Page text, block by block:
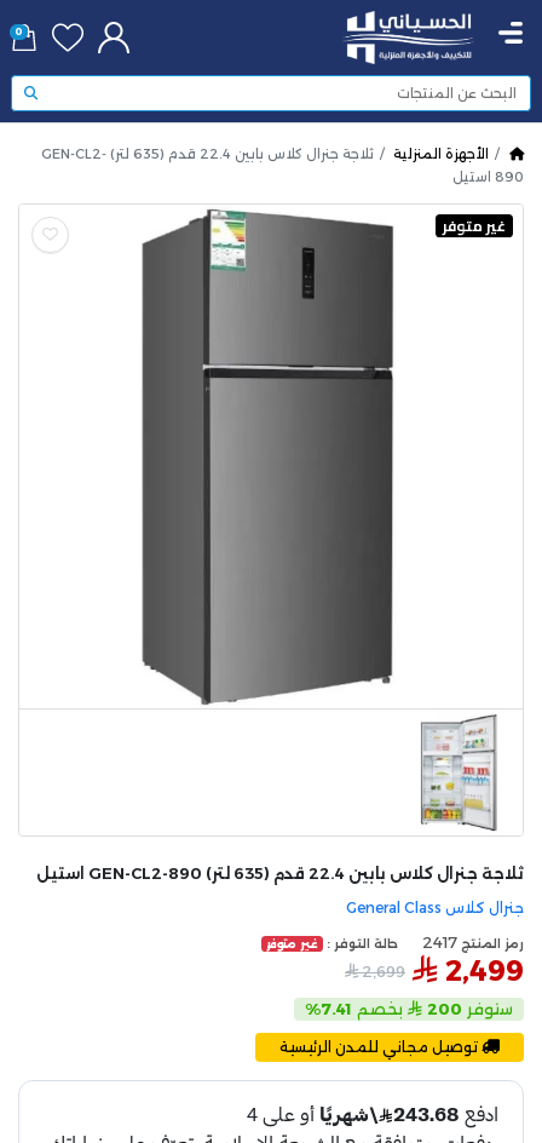
0
الأجهزة المنزلية
ثلاجة جنرال كلاس بابين 22.4 قدم (635 لتر) GEN-CL2-
890 استيل
غير متوفر
جنرال كلاس General Class
ثلاجة جنرال كلاس بابين 22.4 قدم (635 لتر) GEN-CL2-890 استيل
رمز المنتج 2417 حالة التوفر : غير متوفر
2,499
2,699
ستوفر 200 بخصم 7.41%
توصيل مجاني للمدن الرئيسية